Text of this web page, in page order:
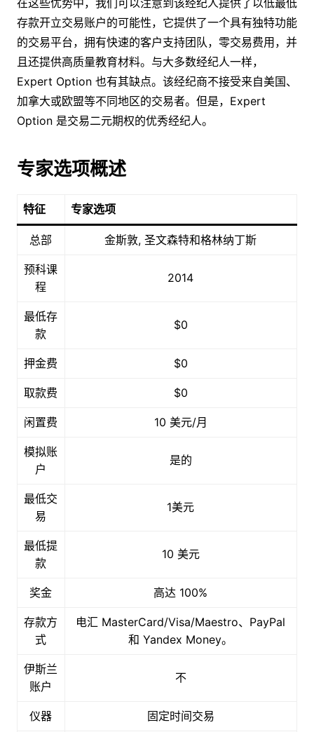
存款开立交易账户的可能性，它提供了一个具有独特功能
的交易平台，拥有快速的客户支持团队，零交易费用，并
且还提供高质量教育材料。与大多数经纪人一样，
Expert Option 也有其缺点。该经纪商不接受来自美国、
加拿大或欧盟等不同地区的交易者。但是，Expert
Option 是交易二元期权的优秀经纪人。
专家选项概述
特征 专家选项
总部 金斯敦, 圣文森特和格林纳丁斯
预科课
程
2014
最低存
款
$0
押金费 $0
取款费 $0
闲置费 10 美元/月
模拟账
户
是的
最低交
易
1美元
最低提
款
10 美元
奖金 高达 100%
存款方
式
电汇 MasterCard/Visa/Maestro、PayPal
和 Yandex Money。
伊斯兰
账户
不
仪器 固定时间交易